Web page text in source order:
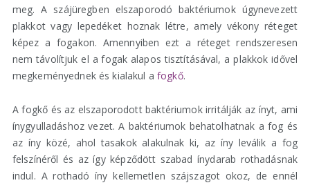
meg. A szájüregben elszaporodó baktériumok úgynevezett
plakkot vagy lepedéket hoznak létre, amely vékony réteget
képez a fogakon. Amennyiben ezt a réteget rendszeresen
nem távolítjuk el a fogak alapos tisztításával, a plakkok idővel
megkeményednek és kialakul a fogkő.
A fogkő és az elszaporodott baktériumok irritálják az ínyt, ami
ínygyulladáshoz vezet. A baktériumok behatolhatnak a fog és
az íny közé, ahol tasakok alakulnak ki, az íny leválik a fog
felszínéről és az így képződött szabad ínydarab rothadásnak
indul. A rothadó íny kellemetlen szájszagot okoz, de ennél